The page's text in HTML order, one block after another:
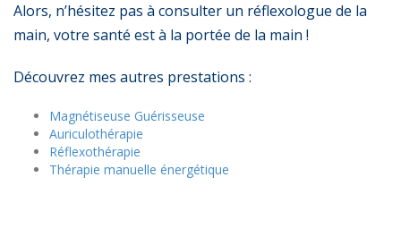
Alors, n’hésitez pas à consulter un réflexologue de la
main, votre santé est à la portée de la main !
Découvrez mes autres prestations :
Magnétiseuse Guérisseuse
Auriculothérapie
Réflexothérapie
Thérapie manuelle énergétique